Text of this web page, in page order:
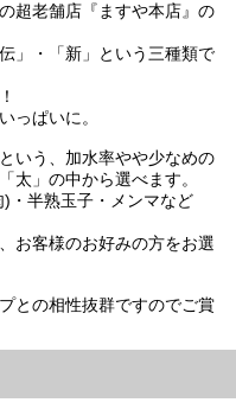
超老舗店『ますや本店』の
」・「新」という三種類で
っぱいに。
いう、加水率やや少なめの
太」の中から選べます。
・半熟玉子・メンマなど
お客様のお好みの方をお選
との相性抜群ですのでご賞